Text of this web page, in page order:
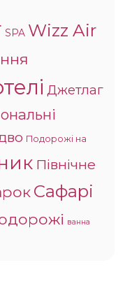
SPA Wizz Air
Джетлаг
Подорожі на
Північне
Сафарі
ванна